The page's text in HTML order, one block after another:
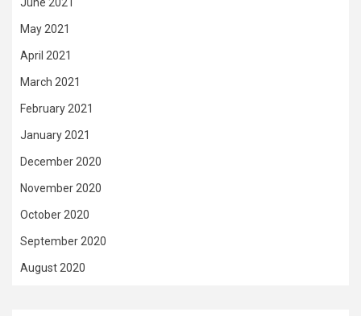
May 2021
April 2021
March 2021
February 2021
January 2021
December 2020
November 2020
October 2020
September 2020
August 2020